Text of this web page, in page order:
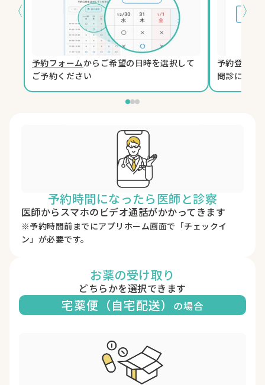
〈
予約フォームからご希望の日時を選択して
ご予約ください
予約登録時
問診に回答
〉
予約時間になったら医師と診察
医師からスマホのビデオ通話がかかってきます
※予約時間前までにアプリホーム画面で「チェックイ
ン」が必要です。
お薬の受け取り
どちらかを選択できます
宅薬便（自宅配送） の場合